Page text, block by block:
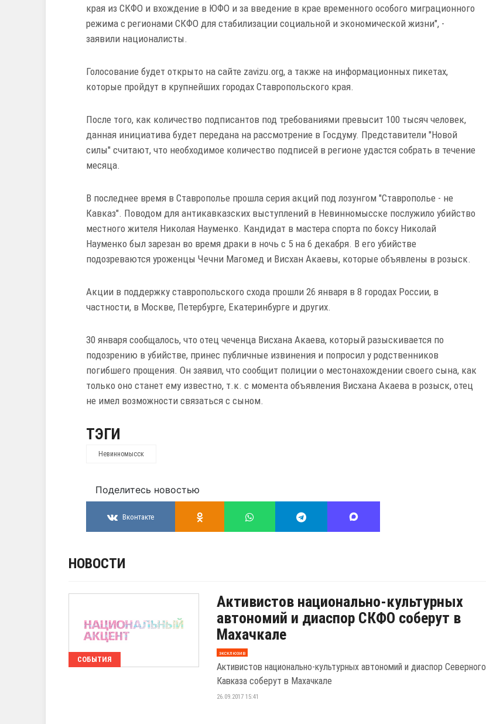
края из СКФО и вхождение в ЮФО и за введение в крае временного особого миграционного
режима с регионами СКФО для стабилизации социальной и экономической жизни", -
заявили националисты.
Голосование будет открыто на сайте zavizu.org, а также на информационных пикетах,
которые пройдут в крупнейших городах Ставропольского края.
После того, как количество подписантов под требованиями превысит 100 тысяч человек,
данная инициатива будет передана на рассмотрение в Госдуму. Представители "Новой
силы" считают, что необходимое количество подписей в регионе удастся собрать в течение
месяца.
В последнее время в Ставрополье прошла серия акций под лозунгом "Ставрополье - не
Кавказ". Поводом для антикавказских выступлений в Невинномысске послужило убийство
местного жителя Николая Науменко. Кандидат в мастера спорта по боксу Николай
Науменко был зарезан во время драки в ночь с 5 на 6 декабря. В его убийстве
подозреваются уроженцы Чечни Магомед и Висхан Акаевы, которые объявлены в розыск.
Акции в поддержку ставропольского схода прошли 26 января в 8 городах России, в
частности, в Москве, Петербурге, Екатеринбурге и других.
30 января сообщалось, что отец чеченца Висхана Акаева, который разыскивается по
подозрению в убийстве, принес публичные извинения и попросил у родственников
погибшего прощения. Он заявил, что сообщит полиции о местонахождении своего сына, как
только оно станет ему известно, т.к. с момента объявления Висхана Акаева в розыск, отец
не имел возможности связаться с сыном.
ТЭГИ
Невинномысск
Поделитесь новостью
Вконтакте
НОВОСТИ
СОБЫТИЯ
Активистов национально-культурных
автономий и диаспор СКФО соберут в
Махачкале
эксклюзив
Активистов национально-культурных автономий и диаспор Северного
Кавказа соберут в Махачкале
26.09.2017 15:41